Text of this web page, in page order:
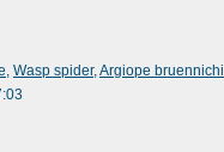
, Wasp spider,Argiope bruennichi